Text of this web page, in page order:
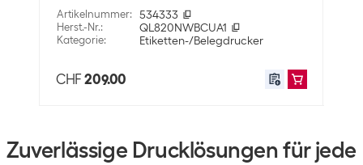
Artikelnummer: 534333
Herst.-Nr.: QL820NWBCUA1
Kategorie: Etiketten-/Belegdrucker
CHF 209.00
Zuverlässige Drucklösungen für jede